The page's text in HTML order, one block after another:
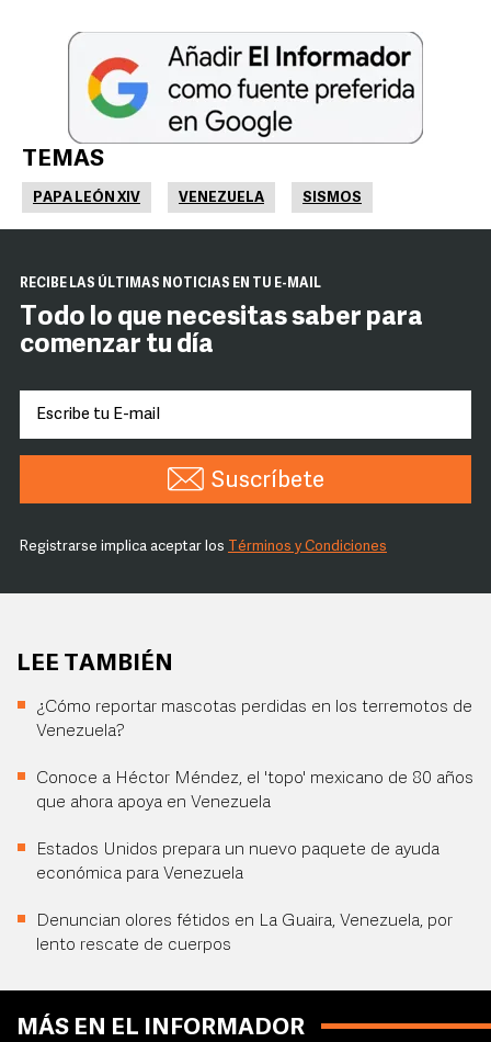
TEMAS
PAPA LEÓN XIV VENEZUELA SISMOS
RECIBE LAS ÚLTIMAS NOTICIAS EN TU E-MAIL
Todo lo que necesitas saber para
comenzar tu día
Suscríbete
Registrarse implica aceptar los Términos y Condiciones
LEE TAMBIÉN
¿Cómo reportar mascotas perdidas en los terremotos de
Venezuela?
Conoce a Héctor Méndez, el 'topo' mexicano de 80 años
que ahora apoya en Venezuela
Estados Unidos prepara un nuevo paquete de ayuda
económica para Venezuela
Denuncian olores fétidos en La Guaira, Venezuela, por
lento rescate de cuerpos
MÁS EN EL INFORMADOR